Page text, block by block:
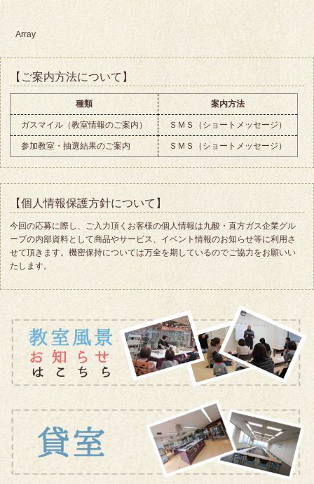
Array
【ご案内方法について】
種類 案内方法
ガスマイル（教室情報のご案内） ＳＭＳ（ショートメッセージ）
参加教室・抽選結果のご案内 ＳＭＳ（ショートメッセージ）
【個人情報保護方針について】
今回の応募に際し、ご入力頂くお客様の個人情報は九酸・直方ガス企業グル
ープの内部資料として商品やサービス、イベント情報のお知らせ等に利用さ
せて頂きます。機密保持については万全を期しているのでご協力をお願いい
たします。